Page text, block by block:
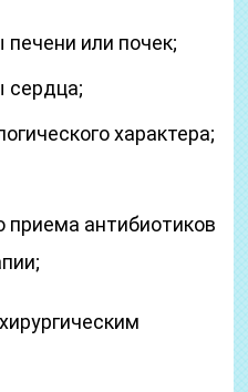
или почек;
сердца;
характера;
приема антибиотиков